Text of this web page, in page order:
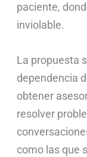
paciente,
inviolable.
La propuesta
dependencia
obtener
resolver
como las que